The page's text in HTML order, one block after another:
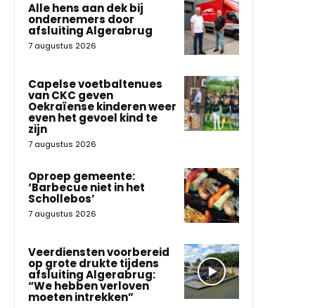
Alle hens aan dek bij
ondernemers door
afsluiting Algerabrug
7 augustus 2026
Capelse voetbaltenues
van CKC geven
Oekraïense kinderen weer
even het gevoel kind te
zijn
7 augustus 2026
Oproep gemeente:
‘Barbecue niet in het
Schollebos’
7 augustus 2026
Veerdiensten voorbereid
op grote drukte tijdens
afsluiting Algerabrug:
“We hebben verloven
moeten intrekken”